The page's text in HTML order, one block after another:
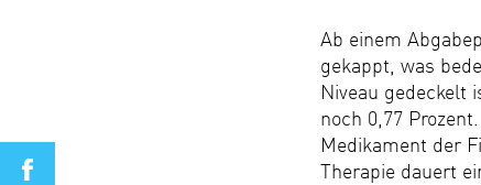
Ab einem
gekappt, was
Niveau gedeckelt
noch 0,77
Medikament der
Therapie dauert
share on Facebook